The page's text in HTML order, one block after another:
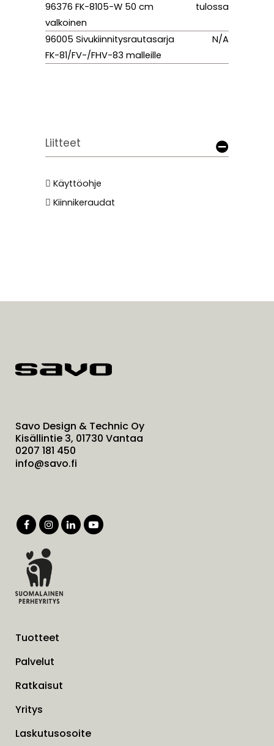
96376 FK-8105-W 50 cm
valkoinen
tulossa
96005 Sivukiinnitysrautasarja
FK-81/FV-/FHV-83 malleille
N/A
Liitteet
Käyttöohje
Kiinnikeraudat
Savo Design & Technic Oy
Kisällintie 3, 01730 Vantaa
0207 181 450
info@savo.fi
Tuotteet
Palvelut
Ratkaisut
Yritys
Laskutusosoite